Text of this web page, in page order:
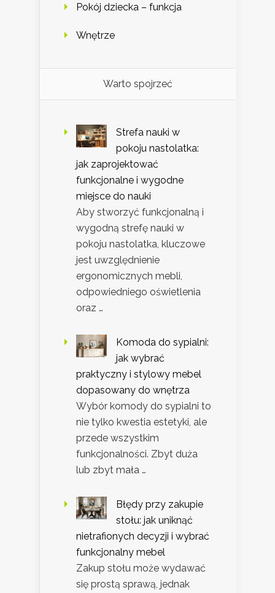
Pokój dziecka – funkcja
Wnętrze
Warto spojrzeć
Strefa nauki w
pokoju nastolatka:
jak zaprojektować
funkcjonalne i wygodne
miejsce do nauki
Aby stworzyć funkcjonalną i
wygodną strefę nauki w
pokoju nastolatka, kluczowe
jest uwzględnienie
ergonomicznych mebli,
odpowiedniego oświetlenia
oraz …
Komoda do sypialni:
jak wybrać
praktyczny i stylowy mebel
dopasowany do wnętrza
Wybór komody do sypialni to
nie tylko kwestia estetyki, ale
przede wszystkim
funkcjonalności. Zbyt duża
lub zbyt mała …
Błędy przy zakupie
stołu: jak uniknąć
nietrafionych decyzji i wybrać
funkcjonalny mebel
Zakup stołu może wydawać
się prostą sprawą, jednak